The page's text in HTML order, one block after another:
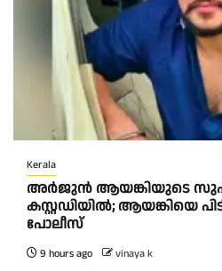
Kerala
അർജുൻ ആയങ്കിയുടെ
കസ്റ്റഡിയിൽ; ആയങ്കിയെ
പോലീസ്
9 hours ago vinaya k